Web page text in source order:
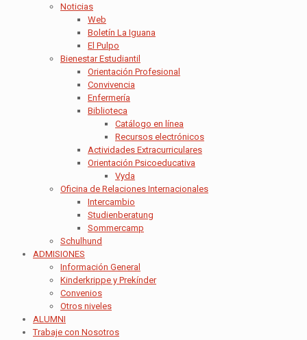
Noticias
Web
Boletín La Iguana
El Pulpo
Bienestar Estudiantil
Orientación Profesional
Convivencia
Enfermería
Biblioteca
Catálogo en línea
Recursos electrónicos
Actividades Extracurriculares
Orientación Psicoeducativa
Vyda
Oficina de Relaciones Internacionales
Intercambio
Studienberatung
Sommercamp
Schulhund
ADMISIONES
Información General
Kinderkrippe y Prekínder
Convenios
Otros niveles
ALUMNI
Trabaje con Nosotros